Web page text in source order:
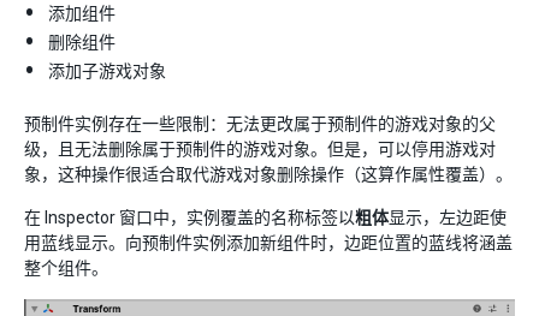
添加组件
删除组件
添加子游戏对象
预制件实例存在一些限制：无法更改属于预制件的游戏对象的父
级，且无法删除属于预制件的游戏对象。但是，可以停用游戏对
象，这种操作很适合取代游戏对象删除操作（这算作属性覆盖）。
在 Inspector 窗口中，实例覆盖的名称标签以粗体显示，左边距使
用蓝线显示。向预制件实例添加新组件时，边距位置的蓝线将涵盖
整个组件。